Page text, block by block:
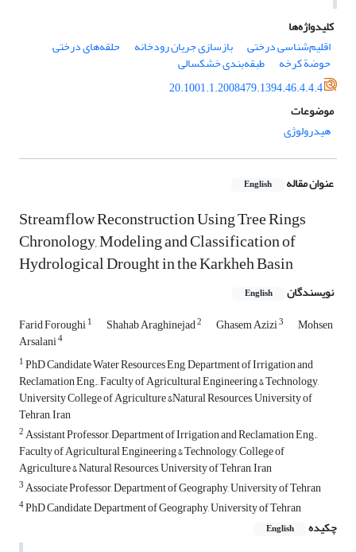
کلیدواژه‌ها
اقلیم‌شناسی درختی
بازسازی جریان رودخانه حلقه‌های درختی
حوضة کرخه
طبقه‌بندی خشکسالی
20.1001.1.2008479.1394.46.4.4.4
موضوعات
هیدرولوژی
عنوان مقاله English
Streamflow Reconstruction Using Tree Rings
Chronology, Modeling and Classification of
Hydrological Drought in the Karkheh Basin
نویسندگان English
Farid Foroughi1 Shahab Araghinejad2 Ghasem Azizi3 Mohsen
Arsalani4
1PhD Candidate Water Resources Eng, Department of Irrigation and
Reclamation Eng., Faculty of Agricultural Engineering & Technology,
University College of Agriculture &Natural Resources, University of
Tehran, Iran
2Assistant Professor, Department of Irrigation and Reclamation Eng.,
Faculty of Agricultural Engineering & Technology, College of
Agriculture & Natural Resources, University of Tehran, Iran
3Associate Professor, Department of Geography, University of Tehran
4PhD Candidate, Department of Geography, University of Tehran
چکیده
English